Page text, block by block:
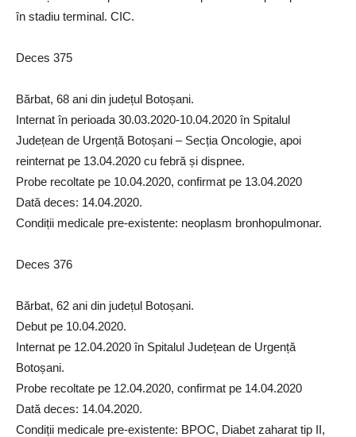
în stadiu terminal. CIC.
Deces 375
Bărbat, 68 ani din județul Botoșani.
Internat în perioada 30.03.2020-10.04.2020 în Spitalul
Județean de Urgență Botoșani – Secția Oncologie, apoi
reinternat pe 13.04.2020 cu febră și dispnee.
Probe recoltate pe 10.04.2020, confirmat pe 13.04.2020
Dată deces: 14.04.2020.
Condiții medicale pre-existente: neoplasm bronhopulmonar.
Deces 376
Bărbat, 62 ani din județul Botoșani.
Debut pe 10.04.2020.
Internat pe 12.04.2020 în Spitalul Județean de Urgență
Botoșani.
Probe recoltate pe 12.04.2020, confirmat pe 14.04.2020
Dată deces: 14.04.2020.
Condiții medicale pre-existente: BPOC, Diabet zaharat tip II,